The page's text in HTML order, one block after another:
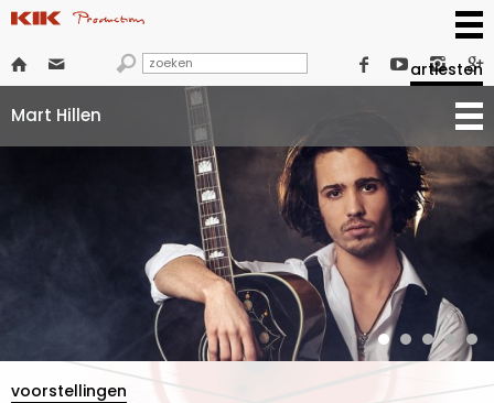
      
artiesten
Mart Hillen
voorstellingen